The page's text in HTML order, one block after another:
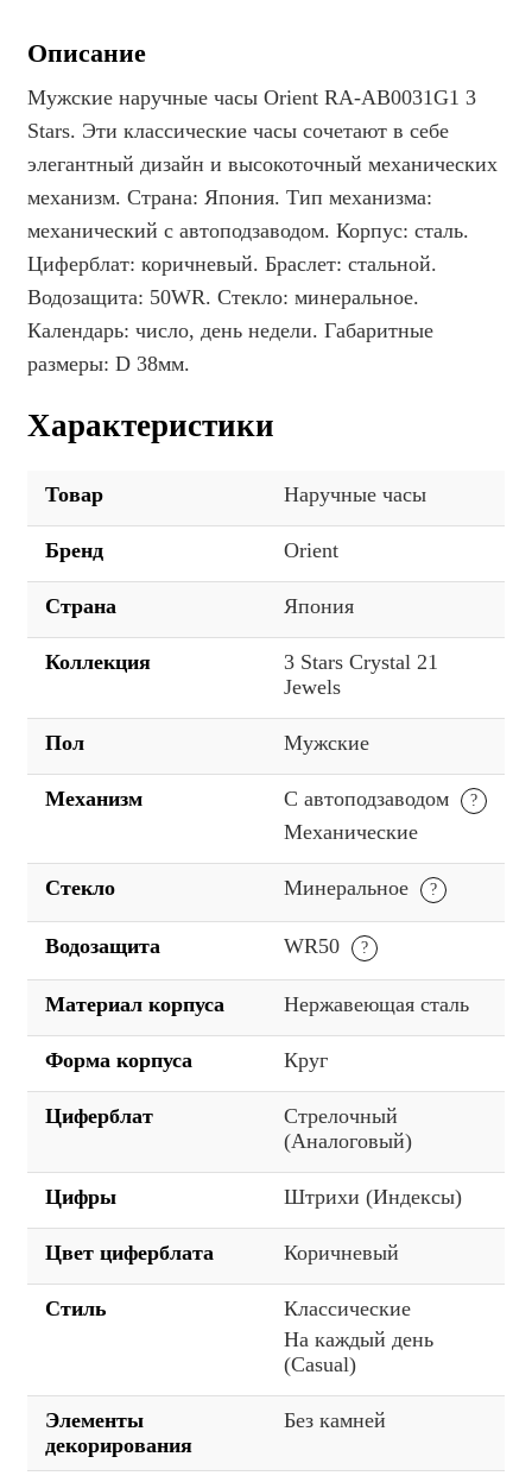
Описание
Мужские наручные часы Orient RA-AB0031G1 3
Stars. Эти классические часы сочетают в себе
элегантный дизайн и высокоточный механических
механизм. Страна: Япония. Тип механизма:
механический с автоподзаводом. Корпус: сталь.
Циферблат: коричневый. Браслет: стальной.
Водозащита: 50WR. Стекло: минеральное.
Календарь: число, день недели. Габаритные
размеры: D 38мм.
Характеристики
Товар Наручные часы
Бренд Orient
Страна Япония
Коллекция
3 Stars Crystal 21
Jewels
Пол Мужские
Механизм
С автоподзаводом
Механические
Стекло Минеральное
Водозащита WR50
Материал корпуса Нержавеющая сталь
Форма корпуса Круг
Циферблат
Стрелочный
(Аналоговый)
Цифры Штрихи (Индексы)
Цвет циферблата Коричневый
Стиль
Классические
На каждый день
(Casual)
Элементы
декорирования
Без камней